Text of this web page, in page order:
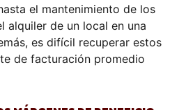
el mantenimiento de los
alquiler de un local en una
es difícil recuperar estos
de facturación promedio